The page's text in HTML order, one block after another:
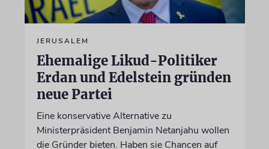
JERUSALEM
Ehemalige Likud-Politiker
Erdan und Edelstein gründen
neue Partei
Eine konservative Alternative zu
Ministerpräsident Benjamin Netanjahu wollen
die Gründer bieten. Haben sie Chancen auf